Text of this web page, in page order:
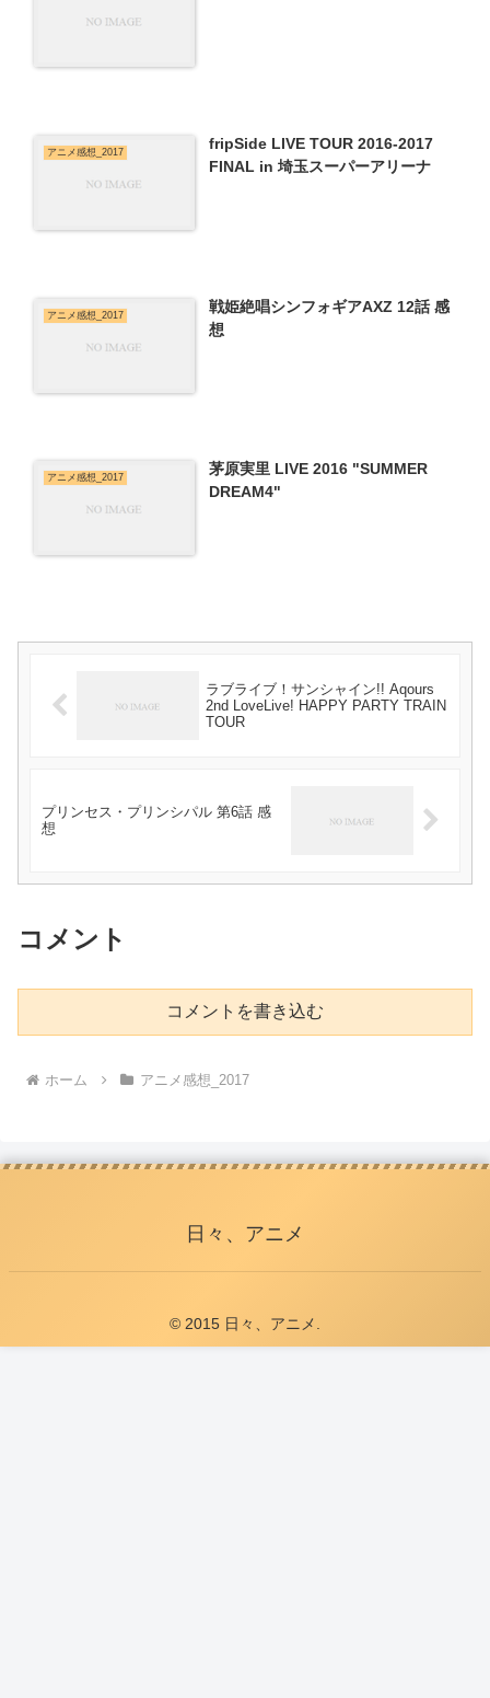
アニメ感想_2017
fripSide LIVE TOUR 2016-2017
FINAL in 埼玉スーパーアリーナ
アニメ感想_2017
戦姫絶唱シンフォギアAXZ 12話 感
想
アニメ感想_2017
茅原実里 LIVE 2016 "SUMMER
DREAM4"
ラブライブ！サンシャイン!! Aqours
2nd LoveLive! HAPPY PARTY TRAIN
TOUR
プリンセス・プリンシパル 第6話 感
想
コメント
コメントを書き込む
ホーム アニメ感想_2017
日々、アニメ
© 2015 日々、アニメ.